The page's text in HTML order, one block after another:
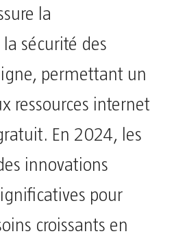
la
sécurité des
permettant un
ressources internet
En 2024, les
innovations
pour
croissants en